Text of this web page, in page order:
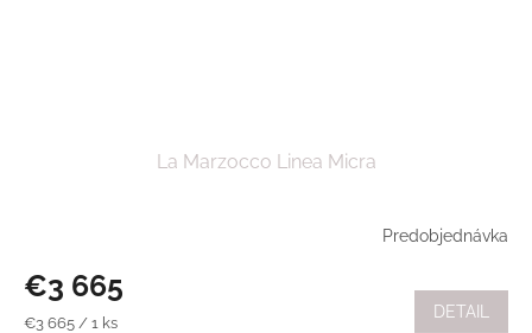
La Marzocco Linea Micra
Predobjednávka
€3 665
Jednotková
€3 665 / 1 ks
DETAIL